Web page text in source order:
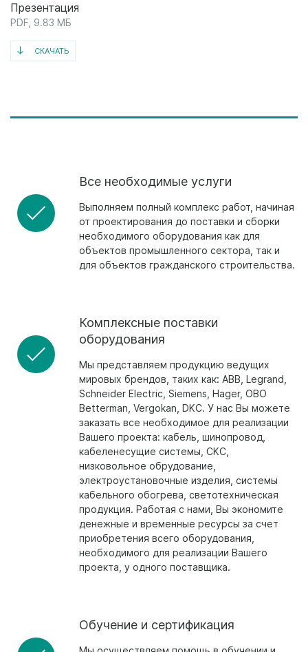
Презентация
PDF, 9.83 МБ
СКАЧАТЬ
Все необходимые услуги
Выполняем полный комплекс работ, начиная
от проектирования до поставки и сборки
необходимого оборудования как для
объектов промышленного сектора, так и
для объектов гражданского строительства.
Комплексные поставки
оборудования
Мы представляем продукцию ведущих
мировых брендов, таких как: ABB, Legrand,
Schneider Electric, Siemens, Hager, OBO
Betterman, Vergokan, DKC. У нас Вы можете
заказать все необходимое для реализации
Вашего проекта: кабель, шинопровод,
кабеленесущие системы, CKC,
низковольное обрудование,
электроустановочные изделия, системы
кабельного обогрева, светотехническая
продукция. Работая с нами, Вы экономите
денежные и временные ресурсы за счет
приобретения всего оборудования,
необходимого для реализации Вашего
проекта, у одного поставщика.
Обучение и сертификация